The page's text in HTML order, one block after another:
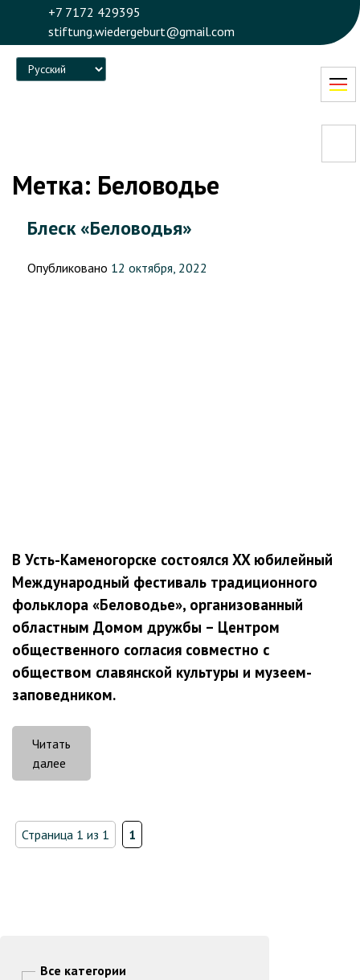
+7 7172 429395
stiftung.wiedergeburt@gmail.com
Language
Метка: Беловодье
Блеск «Беловодья»
Опубликовано 12 октября, 2022
В Усть-Каменогорске состоялся XX юбилейный
Международный фестиваль традиционного
фольклора «Беловодье», организованный
областным Домом дружбы – Центром
общественного согласия совместно с
обществом славянской культуры и музеем-
заповедником.
Читать
далее
«Беловодья»»
Страница 1 из 1 1
Все категории